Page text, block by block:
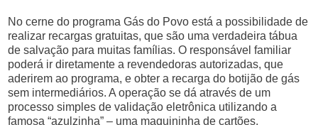
No cerne do programa Gás do Povo está a possibilidade de
realizar recargas gratuitas, que são uma verdadeira tábua
de salvação para muitas famílias. O responsável familiar
poderá ir diretamente a revendedoras autorizadas, que
aderirem ao programa, e obter a recarga do botijão de gás
sem intermediários. A operação se dá através de um
processo simples de validação eletrônica utilizando a
famosa “azulzinha” – uma maquininha de cartões.